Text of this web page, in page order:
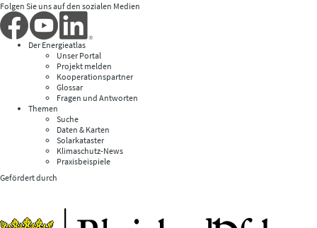
Folgen Sie uns auf den sozialen Medien
Der Energieatlas
Unser Portal
Projekt melden
Kooperationspartner
Glossar
Fragen und Antworten
Themen
Suche
Daten & Karten
Solarkataster
Klimaschutz-News
Praxisbeispiele
Gefördert durch